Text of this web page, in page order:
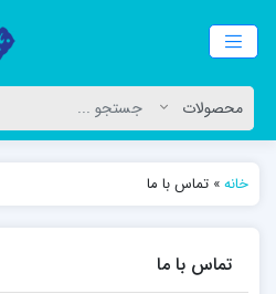
خانه» تماس با ما
تماس با ما